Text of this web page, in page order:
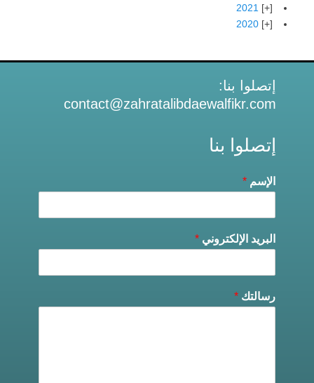
2021
2020
إتصلوا بنا:
contact@zahratalibdaewalfikr.com
إتصلوا بنا
الإسم *
البريد الإلكتروني *
رسالتك *